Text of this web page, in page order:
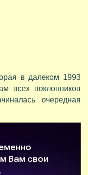
в далеком 1993
всех поклонников
очередная